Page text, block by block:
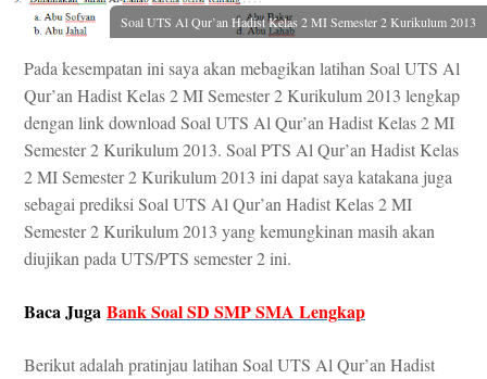
Soal UTS Al Qur’an Hadist Kelas 2 MI Semester 2 Kurikulum 2013
Pada kesempatan ini saya akan mebagikan latihan Soal UTS Al
Qur’an Hadist Kelas 2 MI Semester 2 Kurikulum 2013 lengkap
dengan link download Soal UTS Al Qur’an Hadist Kelas 2 MI
Semester 2 Kurikulum 2013. Soal PTS Al Qur’an Hadist Kelas
2 MI Semester 2 Kurikulum 2013 ini dapat saya katakana juga
sebagai prediksi Soal UTS Al Qur’an Hadist Kelas 2 MI
Semester 2 Kurikulum 2013 yang kemungkinan masih akan
diujikan pada UTS/PTS semester 2 ini.
Baca Juga Bank Soal SD SMP SMA Lengkap
Berikut adalah pratinjau latihan Soal UTS Al Qur’an Hadist